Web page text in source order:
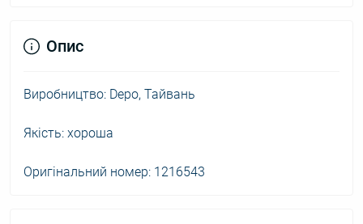
Опис
Виробництво: Depo, Тайвань
Якість: хороша
Оригінальний номер: 1216543